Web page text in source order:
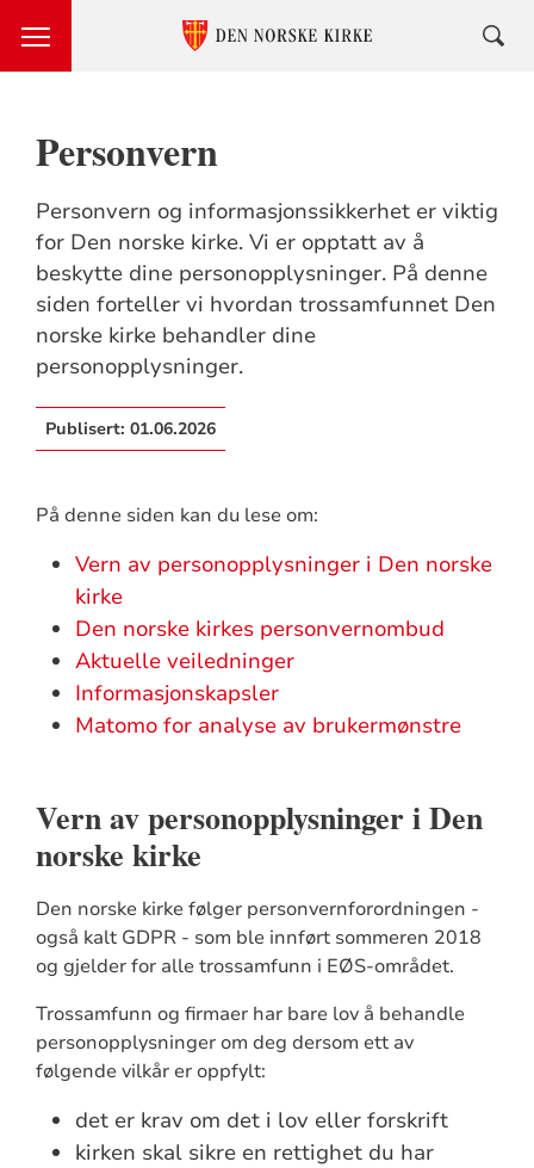
Personvern
Personvern og informasjonssikkerhet er viktig
for Den norske kirke. Vi er opptatt av å
beskytte dine personopplysninger. På denne
siden forteller vi hvordan trossamfunnet Den
norske kirke behandler dine
personopplysninger.
Publisert: 01.06.2026
På denne siden kan du lese om:
Vern av personopplysninger i Den norske
kirke
Den norske kirkes personvernombud
Aktuelle veiledninger
Informasjonskapsler
Matomo for analyse av brukermønstre
Vern av personopplysninger i Den
norske kirke
Den norske kirke følger personvernforordningen -
også kalt GDPR - som ble innført sommeren 2018
og gjelder for alle trossamfunn i EØS-området.
Trossamfunn og firmaer har bare lov å behandle
personopplysninger om deg dersom ett av
følgende vilkår er oppfylt:
det er krav om det i lov eller forskrift
kirken skal sikre en rettighet du har